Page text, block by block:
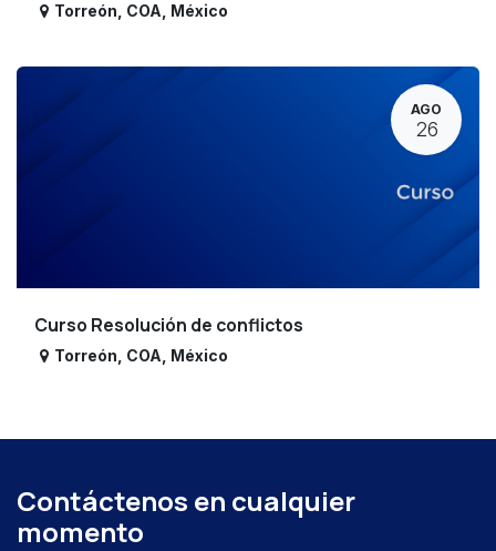
Torreón COA México
AGO
26
Curso Resolución de conflictos
Torreón COA México
Contáctenos en cualquier
momento